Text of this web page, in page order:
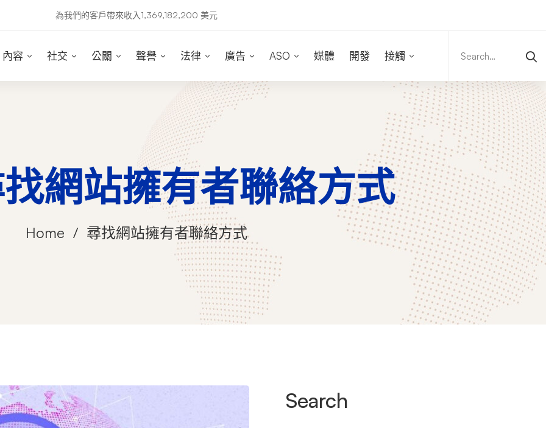
為我們的客戶帶來收入1,369,182,200 美元
內容 社交 公關 聲譽 法律 廣告 ASO 媒體 開發 接觸
for:
網站擁有者聯絡方式
Home 尋找網站擁有者聯絡方式
Search